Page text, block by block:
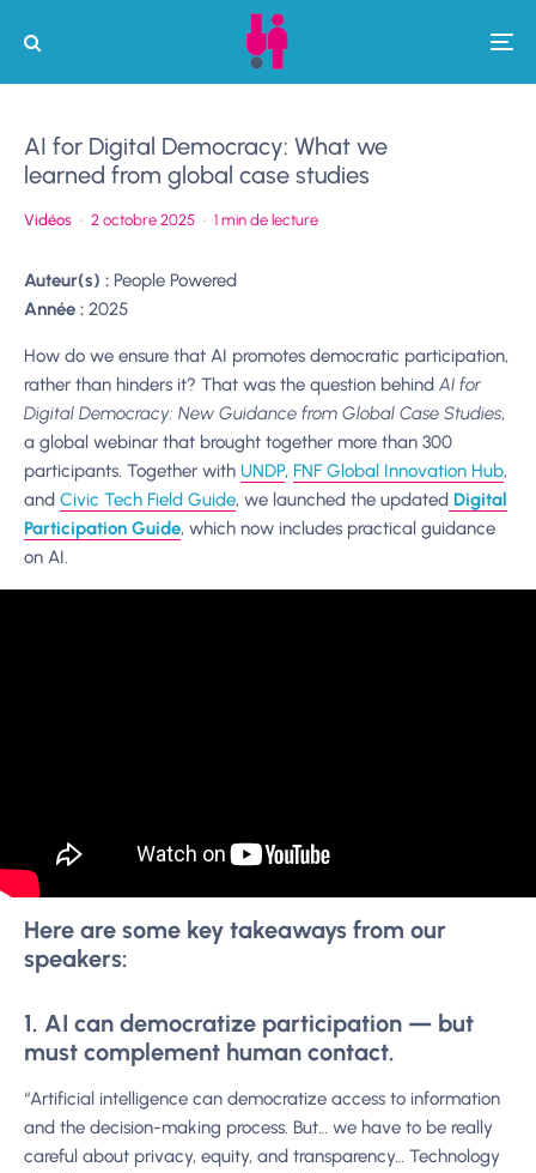
AI for Digital Democracy: What we
learned from global case studies
Vidéos · 2 octobre 2025 · 1 min de lecture
Auteur(s) : People Powered
Année : 2025
How do we ensure that AI promotes democratic participation,
rather than hinders it? That was the question behind AI for
Digital Democracy: New Guidance from Global Case Studies,
a global webinar that brought together more than 300
participants. Together with UNDP, FNF Global Innovation Hub,
and Civic Tech Field Guide, we launched the updated Digital
Participation Guide, which now includes practical guidance
on AI.
Here are some key takeaways from our
speakers:
1. AI can democratize participation — but
must complement human contact.
“Artificial intelligence can democratize access to information
and the decision-making process. But… we have to be really
careful about privacy, equity, and transparency… Technology